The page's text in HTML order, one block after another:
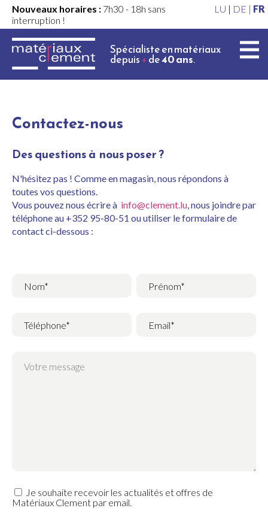
Nouveaux horaires : 7h30 - 18h sans
interruption !
LU | DE | FR
Spécialiste en matériaux
depuis+de40 ans.
Contactez-nous
Des questions à nous poser ?
N'hésitez pas ! Comme en magasin, nous répondons à
toutes vos questions.
Vous pouvez nous écrire à info@clement.lu, nous joindre par
téléphone au +352 95-80-51 ou utiliser le formulaire de
contact ci-dessous :
Nom* Prénom*
Téléphone* Email*
Je souhaite recevoir les actualités et offres de
Matériaux Clement par email.